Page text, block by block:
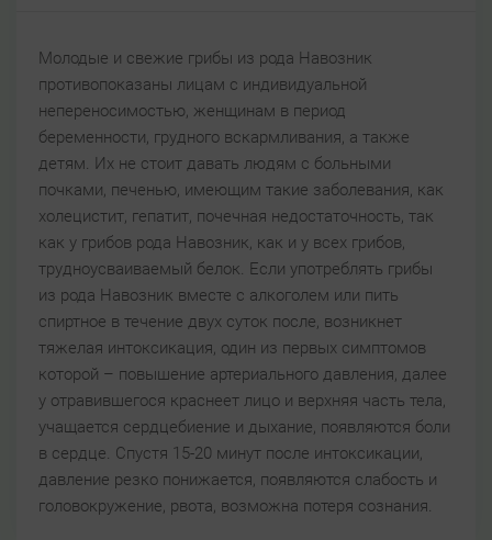
Молодые и свежие грибы из рода Навозник
противопоказаны лицам с индивидуальной
непереносимостью, женщинам в период
беременности, грудного вскармливания, а также
детям. Их не стоит давать людям с больными
почками, печенью, имеющим такие заболевания, как
холецистит, гепатит, почечная недостаточность, так
как у грибов рода Навозник, как и у всех грибов,
трудноусваиваемый белок. Если употреблять грибы
из рода Навозник вместе с алкоголем или пить
спиртное в течение двух суток после, возникнет
тяжелая интоксикация, один из первых симптомов
которой – повышение артериального давления, далее
у отравившегося краснеет лицо и верхняя часть тела,
учащается сердцебиение и дыхание, появляются боли
в сердце. Спустя 15-20 минут после интоксикации,
давление резко понижается, появляются слабость и
головокружение, рвота, возможна потеря сознания.